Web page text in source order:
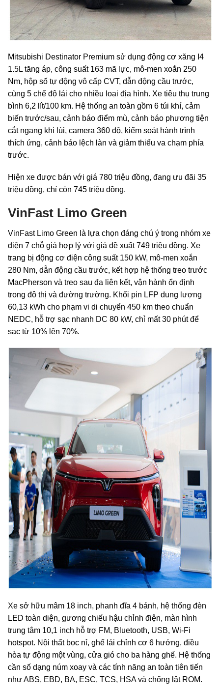
Mitsubishi Destinator Premium sử dụng động cơ xăng I4
1.5L tăng áp, công suất 163 mã lực, mô-men xoắn 250
Nm, hộp số tự động vô cấp CVT, dẫn động cầu trước,
cùng 5 chế độ lái cho nhiều loại địa hình. Xe tiêu thụ trung
bình 6,2 lít/100 km. Hệ thống an toàn gồm 6 túi khí, cảm
biến trước/sau, cảnh báo điểm mù, cảnh báo phương tiện
cắt ngang khi lùi, camera 360 độ, kiểm soát hành trình
thích ứng, cảnh báo lệch làn và giảm thiểu va chạm phía
trước.
Hiện xe được bán với giá 780 triệu đồng, đang ưu đãi 35
triệu đồng, chỉ còn 745 triệu đồng.
VinFast Limo Green
VinFast Limo Green là lựa chọn đáng chú ý trong nhóm xe
điện 7 chỗ giá hợp lý với giá đề xuất 749 triệu đồng. Xe
trang bị động cơ điện công suất 150 kW, mô-men xoắn
280 Nm, dẫn động cầu trước, kết hợp hệ thống treo trước
MacPherson và treo sau đa liên kết, vận hành ổn định
trong đô thị và đường trường. Khối pin LFP dung lượng
60,13 kWh cho phạm vi di chuyển 450 km theo chuẩn
NEDC, hỗ trợ sạc nhanh DC 80 kW, chỉ mất 30 phút để
sạc từ 10% lên 70%.
Xe sở hữu mâm 18 inch, phanh đĩa 4 bánh, hệ thống đèn
LED toàn diện, gương chiếu hậu chỉnh điện, màn hình
trung tâm 10,1 inch hỗ trợ FM, Bluetooth, USB, Wi-Fi
hotspot. Nội thất bọc nỉ, ghế lái chỉnh cơ 6 hướng, điều
hòa tự động một vùng, cửa gió cho ba hàng ghế. Hệ thống
cần số dạng núm xoay và các tính năng an toàn tiên tiến
như ABS, EBD, BA, ESC, TCS, HSA và chống lật ROM.